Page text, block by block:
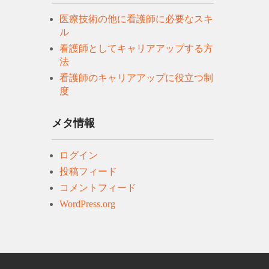
医療技術の他に看護師に必要なスキ
ル
看護師としてキャリアアップする方
法
看護師のキャリアアップに役立つ制
度
メタ情報
ログイン
投稿フィード
コメントフィード
WordPress.org